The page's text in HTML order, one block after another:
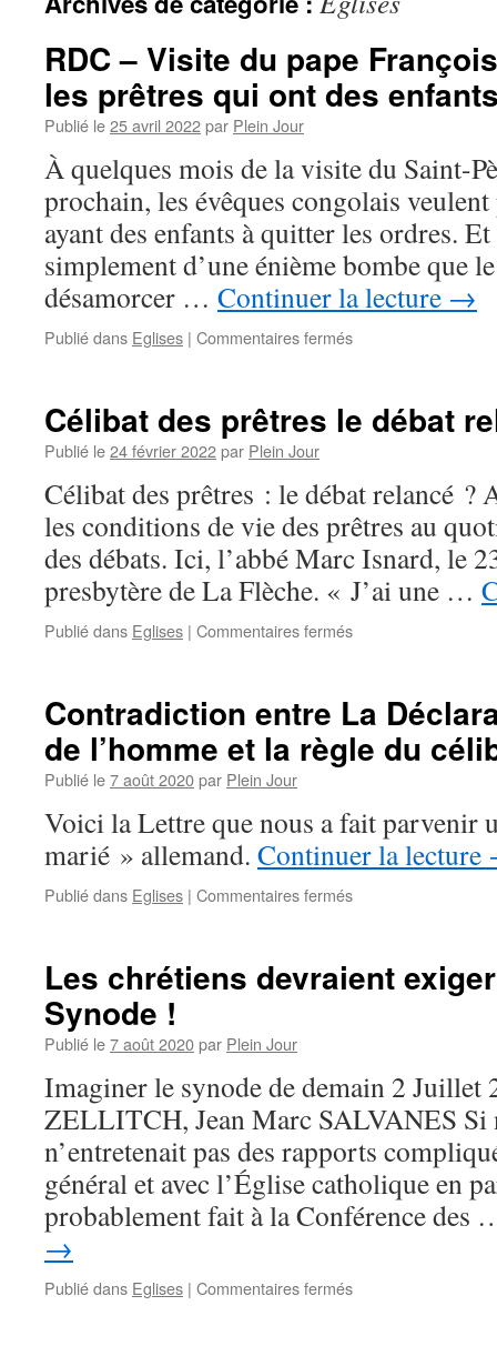
RDC – Visite du pape
les prêtres qui ont des
Publié le25 avril 2022par Plein Jour
À quelques mois de la visite du Saint-
prochain, les évêques congolais
ayant des enfants à quitter les ordres. Et
simplement d’une énième bombe que
désamorcer … Continuer la lecture →
Publié dans Eglises | Commentaires ferméssur
du
faut-
il
traquer
les
prêtres
qui
Célibat des prêtres le débat
Publié le24 février 2022par Plein Jour
Célibat des prêtres : le débat relancé ?
les conditions de vie des prêtres au
des débats. Ici, l’abbé Marc Isnard, le
presbytère de La Flèche. « J’ai une …
Publié dans Eglises | Commentaires ferméssur
le
débat
relancé ?
Contradiction entre La
de l’homme et la règle du
Publié le7 août 2020par Plein Jour
Voici la Lettre que nous a fait parvenir
marié » allemand. Continuer la lecture
Publié dans Eglises | Commentaires ferméssur
Déclaration
et
la
du
célibat
imposé ?
Les chrétiens devraient
Synode !
Publié le7 août 2020par Plein Jour
Imaginer le synode de demain 2 Juillet
ZELLITCH, Jean Marc SALVANES Si
n’entretenait pas des rapports
général et avec l’Église catholique en
probablement fait à la Conférence
→
Publié dans Eglises | Commentaires ferméssur